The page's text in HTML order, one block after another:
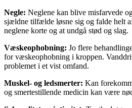
Negle: Neglene kan blive misfarvede
sjældne tilfælde løsne sig og falde helt
neglene korte og at undgå stød og slag.
Væskeophobning: Jo flere
for væskeophobning i kroppen.
problemet i et vist omfand.
Muskel- og ledsmerter: Kan
og smertestillende medicin kan være